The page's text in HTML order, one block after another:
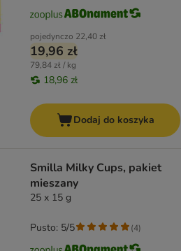
pojedynczo 22,40 zł
19,96 zł
79,84 zł / kg
18,96 zł
Dodaj do koszyka
Smilla Milky Cups, pakiet
mieszany
25 x 15 g
Pusto: 5/5 (4)